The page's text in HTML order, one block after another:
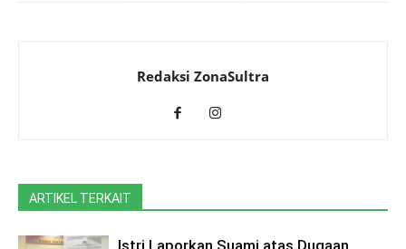
Redaksi ZonaSultra
ARTIKEL TERKAIT